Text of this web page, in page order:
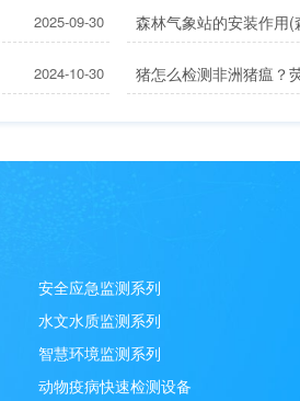
2025-09-30 森林气象站的安装作用
2024-10-30 猪怎么检测非洲猪瘟？
安全应急监测系列
水文水质监测系列
智慧环境监测系列
动物疫病快速检测设备